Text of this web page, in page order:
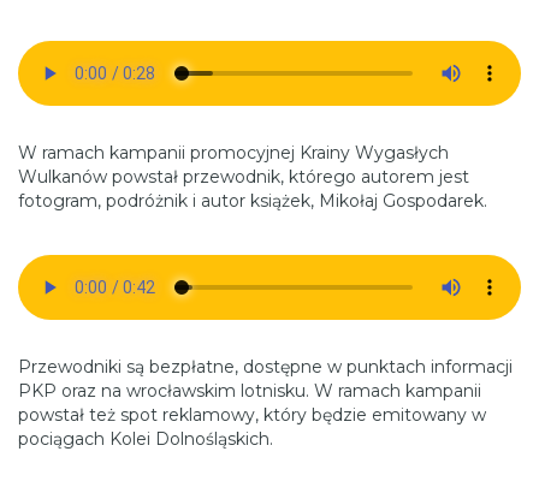
W ramach kampanii promocyjnej Krainy Wygasłych
Wulkanów powstał przewodnik, którego autorem jest
fotogram, podróżnik i autor książek, Mikołaj Gospodarek.
Przewodniki są bezpłatne, dostępne w punktach informacji
PKP oraz na wrocławskim lotnisku. W ramach kampanii
powstał też spot reklamowy, który będzie emitowany w
pociągach Kolei Dolnośląskich.